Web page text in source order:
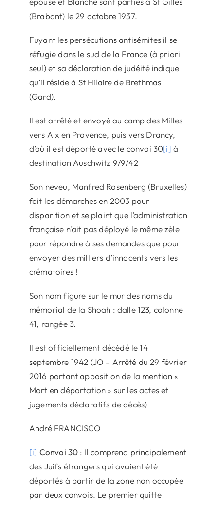
(Brabant) le 29 octobre 1937.
Fuyant les persécutions antisémites il se
réfugie dans le sud de la France (à priori
seul) et sa déclaration de judéité indique
qu’il réside à St Hilaire de Brethmas
(Gard).
Il est arrêté et envoyé au camp des Milles
vers Aix en Provence, puis vers Drancy,
d’où il est déporté avec le convoi 30[i] à
destination Auschwitz 9/9/42
Son neveu, Manfred Rosenberg (Bruxelles)
fait les démarches en 2003 pour
disparition et se plaint que l’administration
française n’ait pas déployé le même zèle
pour répondre à ses demandes que pour
envoyer des milliers d’innocents vers les
crématoires !
Son nom figure sur le mur des noms du
mémorial de la Shoah : dalle 123, colonne
41, rangée 3.
Il est officiellement décédé le 14
septembre 1942 (JO – Arrêté du 29 février
2016 portant apposition de la mention «
Mort en déportation » sur les actes et
jugements déclaratifs de décès)
André FRANCISCO
[i] Convoi 30 : Il comprend principalement
des Juifs étrangers qui avaient été
déportés à partir de la zone non occupée
par deux convois. Le premier quitte